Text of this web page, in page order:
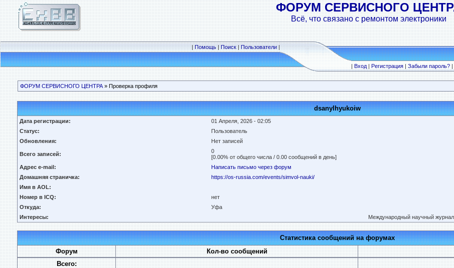
ФОРУМ СЕРВИСНОГО
Всё, что связано с ремонтом электроники
|Помощь|Поиск|Пользователи|
|Вход|Регистрация|Забыли пароль?|
ФОРУМ СЕРВИСНОГО ЦЕНТРА » Проверка профиля
dsanylhyukoiw
Дата регистрации:
01 Апреля, 2026 - 02:05
Статус:
Пользователь
Обновления:
Нет записей
Всего записей:
0
[0.00% от общего числа / 0.00 сообщений в день]
Адрес e-mail:
Написать письмо через форум
Домашняя страничка:
https://os-russia.com/events/simvol-nauki/
Имя в AOL:
Номер в ICQ:
нет
Откуда:
Уфа
Интересы:
Международный научный
Статистика сообщений на форумах
Форум
Кол-во сообщений
Всего: